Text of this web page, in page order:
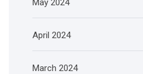
May 2024
April 2024
March 2024